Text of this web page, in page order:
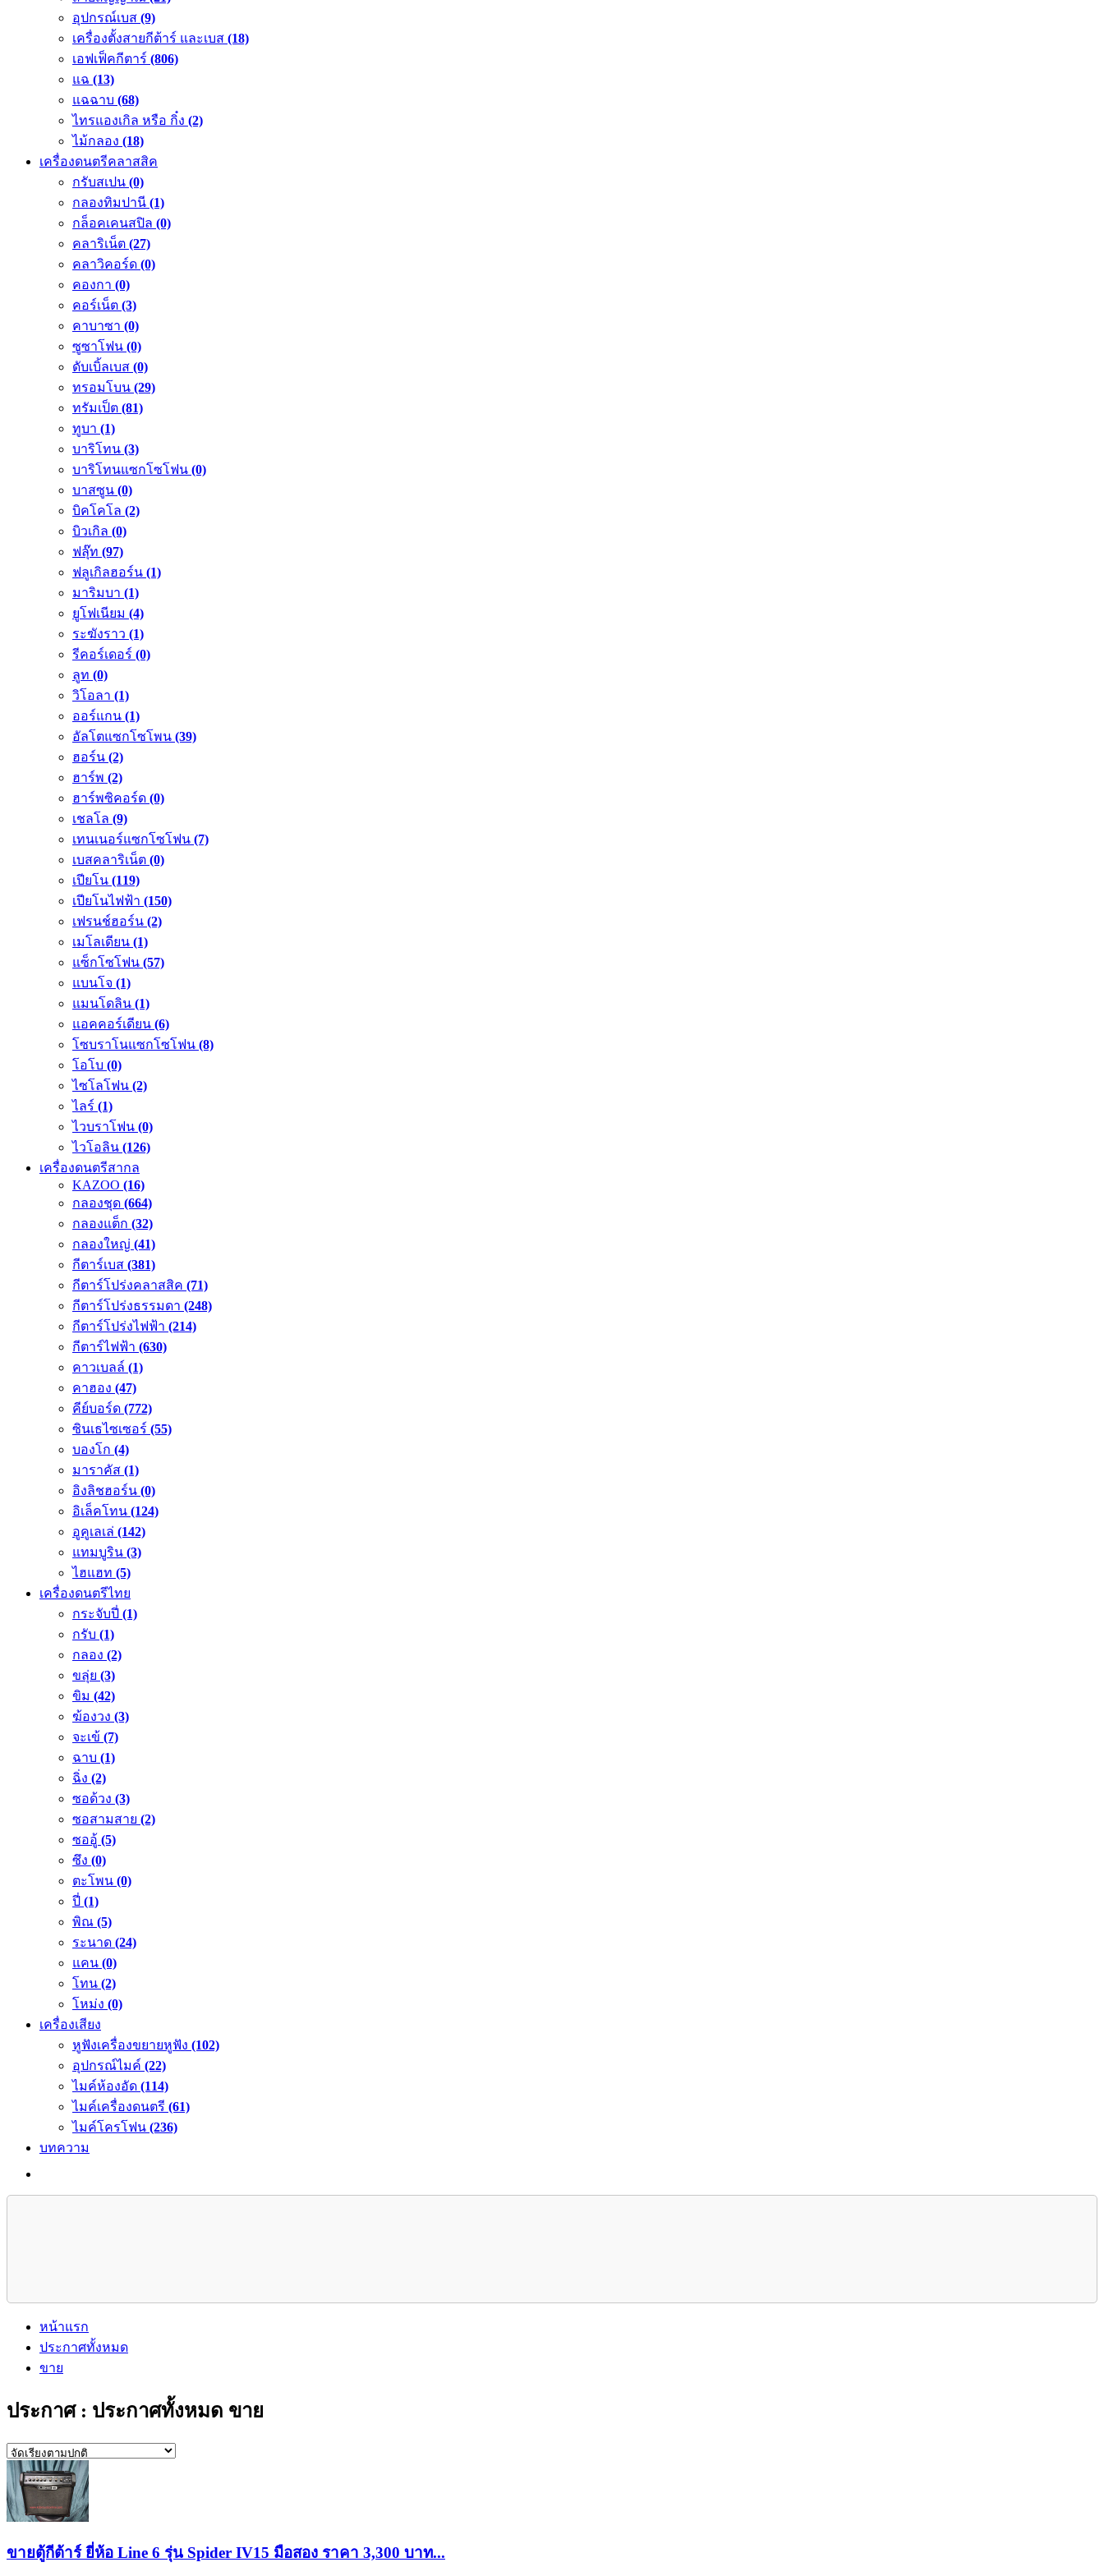
อุปกรณ์เบส (9)
เครื่องตั้งสายกีต้าร์ และเบส (18)
เอฟเฟ็คกีตาร์ (806)
แฉ (13)
แฉฉาบ (68)
ไทรแองเกิล หรือ กิ๋ง (2)
ไม้กลอง (18)
เครื่องดนตรีคลาสสิค
กรับสเปน (0)
กลองทิมปานี (1)
กล็อคเคนสปิล (0)
คลาริเน็ต (27)
คลาวิคอร์ด (0)
คองกา (0)
คอร์เน็ต (3)
คาบาซา (0)
ซูซาโฟน (0)
ดับเบิ้ลเบส (0)
ทรอมโบน (29)
ทรัมเป็ต (81)
ทูบา (1)
บาริโทน (3)
บาริโทนแซกโซโฟน (0)
บาสซูน (0)
บิคโคโล (2)
บิวเกิล (0)
ฟลุ๊ท (97)
ฟลูเกิลฮอร์น (1)
มาริมบา (1)
ยูโฟเนียม (4)
ระฆังราว (1)
รีคอร์เดอร์ (0)
ลูท (0)
วิโอลา (1)
ออร์แกน (1)
อัลโตแซกโซโพน (39)
ฮอร์น (2)
ฮาร์พ (2)
ฮาร์พซิคอร์ด (0)
เชลโล (9)
เทนเนอร์แซกโซโฟน (7)
เบสคลาริเน็ต (0)
เปียโน (119)
เปียโนไฟฟ้า (150)
เฟรนช์ฮอร์น (2)
เมโลเดียน (1)
แซ็กโซโฟน (57)
แบนโจ (1)
แมนโดลิน (1)
แอคคอร์เดียน (6)
โซบราโนแซกโซโฟน (8)
โอโบ (0)
ไซโลโฟน (2)
ไลร์ (1)
ไวบราโฟน (0)
ไวโอลิน (126)
เครื่องดนตรีสากล
KAZOO (16)
กลองชุด (664)
กลองแต็ก (32)
กลองใหญ่ (41)
กีตาร์เบส (381)
กีตาร์โปร่งคลาสสิค (71)
กีตาร์โปร่งธรรมดา (248)
กีตาร์โปร่งไฟฟ้า (214)
กีตาร์ไฟฟ้า (630)
คาวเบลล์ (1)
คาฮอง (47)
คีย์บอร์ด (772)
ซินเธไซเซอร์ (55)
บองโก (4)
มาราคัส (1)
อิงลิชฮอร์น (0)
อิเล็คโทน (124)
อูคูเลเล่ (142)
แทมบูริน (3)
ไฮแฮท (5)
เครื่องดนตรีไทย
กระจับปี่ (1)
กรับ (1)
กลอง (2)
ขลุ่ย (3)
ขิม (42)
ฆ้องวง (3)
จะเข้ (7)
ฉาบ (1)
ฉิ่ง (2)
ซอด้วง (3)
ซอสามสาย (2)
ซออู้ (5)
ซึง (0)
ตะโพน (0)
ปี่ (1)
พิณ (5)
ระนาด (24)
แคน (0)
โทน (2)
โหม่ง (0)
เครื่องเสียง
หูฟังเครื่องขยายหูฟัง (102)
อุปกรณ์ไมค์ (22)
ไมค์ห้องอัด (114)
ไมค์เครื่องดนตรี (61)
ไมค์โครโฟน (236)
บทความ
หน้าแรก
ประกาศทั้งหมด
ขาย
ประกาศ : ประกาศทั้งหมด ขาย
ขายตู้กีต้าร์ ยี่ห้อ Line 6 รุ่น Spider IV15 มือสอง ราคา 3,300 บาท...